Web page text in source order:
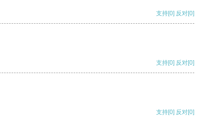
支持[0] 反对[0]
支持[0] 反对[0]
支持[0] 反对[0]